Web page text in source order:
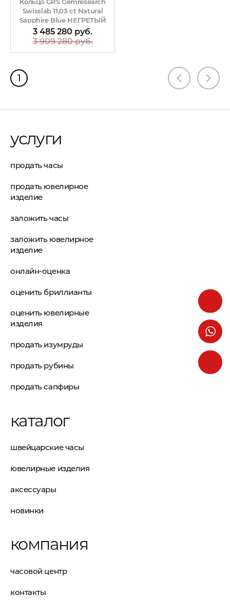
Swisslab 11,03 ct Natural
Sapphire Blue НЕГРЕТЫЙ
3 485 280 руб.
3 909 280 руб.
1
услуги
продать часы
продать ювелирное
изделие
заложить часы
заложить ювелирное
изделие
онлайн-оценка
оценить бриллианты
оценить ювелирные
изделия
продать изумруды
продать рубины
продать сапфиры
каталог
швейцарские часы
ювелирные изделия
аксессуары
новинки
компания
часовой центр
контакты